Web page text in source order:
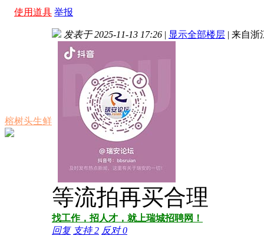
使用道具 举报
榕树头生鲜
发表于 2025-11-13 17:26 | 显示全部楼层 | 来自浙
等流拍再买合理
找工作，招人才，就上瑞城招聘网！
回复 支持2 反对0